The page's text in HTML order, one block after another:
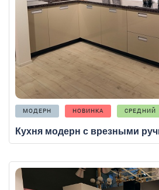
МОДЕРН НОВИНКА СРЕДНИЙ
Кухня модерн с врезными